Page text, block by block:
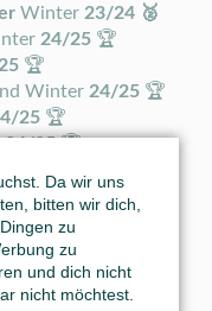
Winter 23/24 🥈
24/25 🏆
🏆
Winter 24/25 🏆
25 🏆
24/25🏆
Sommer 2024
Sommer
Einzel Winter
🥈
Da wir uns
bitten wir dich,
zu
zu
und dich nicht
nicht möchtest.